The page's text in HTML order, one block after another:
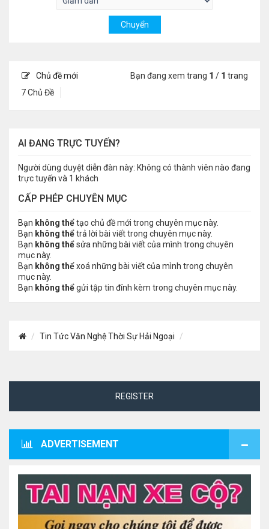
Chủ đề mới
7 Chủ Đề
Bạn đang xem trang 1 / 1 trang
AI ĐANG TRỰC TUYẾN?
Người dùng duyệt diễn đàn này: Không có thành viên nào đang
trực tuyến và 1 khách
CẤP PHÉP CHUYÊN MỤC
Bạn không thểtạo chủ đề mới trong chuyên mục này.
Bạn không thểtrả lời bài viết trong chuyên mục này.
Bạn không thểsửa những bài viết của mình trong chuyên
mục này.
Bạn không thểxoá những bài viết của mình trong chuyên
mục này.
Bạn không thểgửi tập tin đính kèm trong chuyên mục này.
Tin Tức Văn Nghệ Thời Sự Hải Ngoại
REGISTER
ADVERTISEMENT